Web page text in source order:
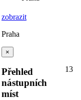
zobrazit
Praha
×
Přehled
nástupních
míst
13